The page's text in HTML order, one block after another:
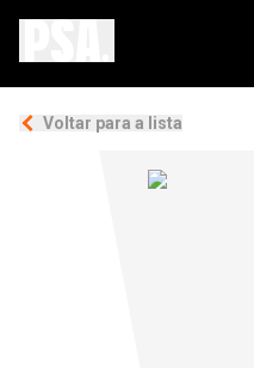
Voltar para a lista